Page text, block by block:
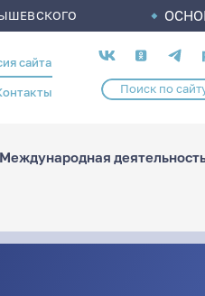
сайта
Социальные
сети
Международная